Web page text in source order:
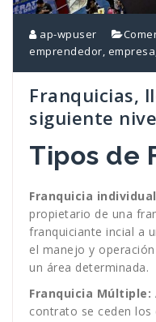
ap-wpuser
emprendedor empresa
Franquicias,
siguiente
Tipos de
Franquicia
propietario de una
franquiciante incial a
el manejo y
un área determinada.
Franquicia Múltiple:
contrato se ceden los